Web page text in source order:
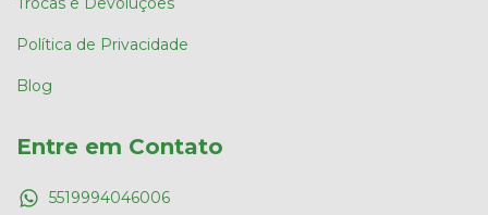
Política de Privacidade
Blog
Entre em Contato
5519994046006